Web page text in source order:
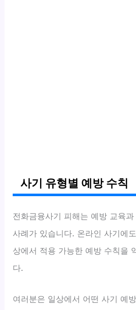
사기 유형별 예방 수칙
전화금융사기 피해는 예방 교육
사례가 있습니다. 온라인 사기에
상에서 적용 가능한 예방 수칙을
다.
여러분은 일상에서 어떤 사기 예